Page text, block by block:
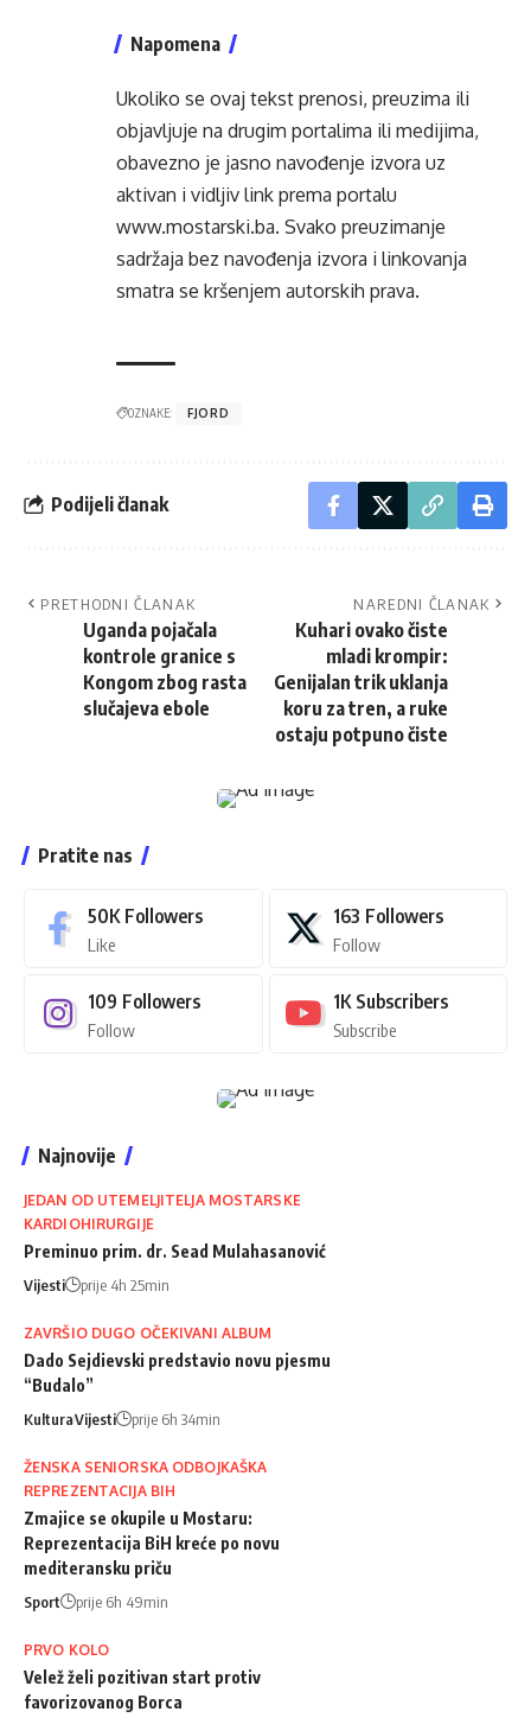
Napomena
Ukoliko se ovaj tekst prenosi, preuzima ili
objavljuje na drugim portalima ili medijima,
obavezno je jasno navođenje izvora uz
aktivan i vidljiv link prema portalu
www.mostarski.ba. Svako preuzimanje
sadržaja bez navođenja izvora i linkovanja
smatra se kršenjem autorskih prava.
OZNAKE: FJORD
Podijeli članak
PRETHODNI ČLANAK
Uganda pojačala
kontrole granice s
Kongom zbog rasta
slučajeva ebole
NAREDNI ČLANAK
Kuhari ovako čiste
mladi krompir:
Genijalan trik uklanja
koru za tren, a ruke
ostaju potpuno čiste
Pratite nas
50K Followers
Like
163 Followers
Follow
109 Followers
Follow
1K Subscribers
Subscribe
Najnovije
JEDAN OD UTEMELJITELJA MOSTARSKE
KARDIOHIRURGIJE
Preminuo prim. dr. Sead Mulahasanović
Vijesti prije 4h 25min
ZAVRŠIO DUGO OČEKIVANI ALBUM
Dado Sejdievski predstavio novu pjesmu
“Budalo”
KulturaVijesti prije 6h 34min
ŽENSKA SENIORSKA ODBOJKAŠKA
REPREZENTACIJA BIH
Zmajice se okupile u Mostaru:
Reprezentacija BiH kreće po novu
mediteransku priču
Sport prije 6h 49min
PRVO KOLO
Velež želi pozitivan start protiv
favorizovanog Borca